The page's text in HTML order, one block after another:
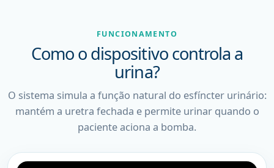
FUNCIONAMENTO
Como o dispositivo controla a
urina?
O sistema simula a função natural do esfíncter urinário:
mantém a uretra fechada e permite urinar quando o
paciente aciona a bomba.